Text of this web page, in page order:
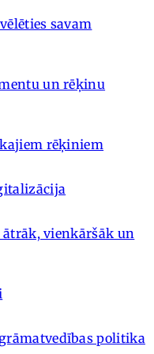
savam
un rēķinu
rēķiniem
vienkāršāk un
politika